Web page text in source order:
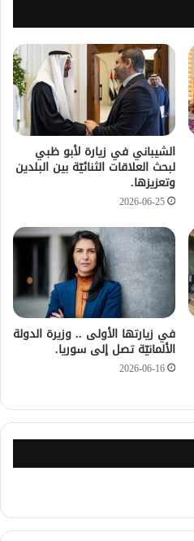
الشيباني في زيارة لأبو ظبي
لبحث العلاقات الثنائيّة بين البلدين
وتعزيزها.
2026-06-25
في زيارتها الأولى .. وزيرة الدولة
الألمانيّة تصل إلى سوريا.
2026-06-16